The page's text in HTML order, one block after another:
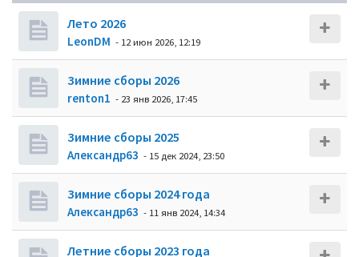
Лето 2026
LeonDM - 12 июн 2026, 12:19
Зимние сборы 2026
renton1 - 23 янв 2026, 17:45
Зимние сборы 2025
Александр63 - 15 дек 2024, 23:50
Зимние сборы 2024 года
Александр63 - 11 янв 2024, 14:34
Летние сборы 2023 года